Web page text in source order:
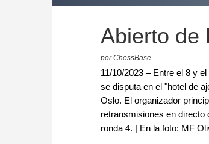
Abierto de
por ChessBase
11/10/2023 – Entre el 8 y
se disputa en el "hotel de
Oslo. El organizador
retransmisiones en
ronda 4. | En la foto: MF